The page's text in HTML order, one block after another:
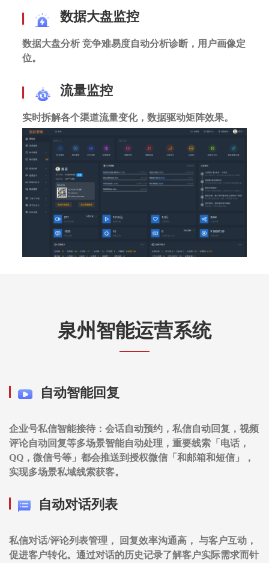
数据大盘监控
数据大盘分析 竞争难易度自动分析诊断，用户画像定
位。
流量监控
实时拆解各个渠道流量变化，数据驱动矩阵效果。
泉州智能运营系统
自动智能回复
企业号私信智能接待：会话自动预约，私信自动回复，视频
评论自动回复等多场景智能自动处理，重要线索「电话，
QQ，微信号等」都会推送到授权微信「和邮箱和短信」，
实现多场景私域线索获客。
自动对话列表
私信对话/评论列表管理， 回复效率沟通高， 与客户互动，
促进客户转化。通过对话的历史记录了解客户实际需求而针